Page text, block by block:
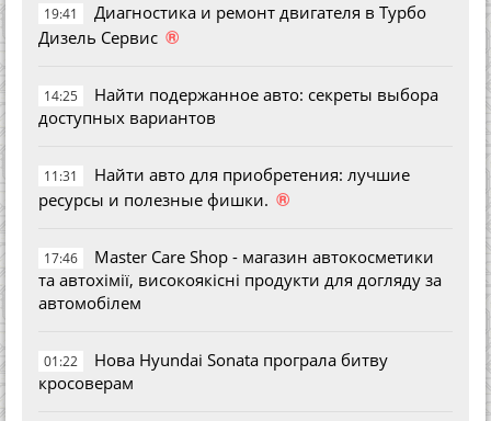
19:41
Диагностика и ремонт двигателя в Турбо
Дизель Сервис ®
14:25
Найти подержанное авто: секреты выбора
доступных вариантов
11:31
Найти авто для приобретения: лучшие
ресурсы и полезные фишки. ®
17:46
Master Care Shop - магазин автокосметики
та автохімії, високоякісні продукти для догляду за
автомобілем
01:22
Нова Hyundai Sonata програла битву
кросоверам